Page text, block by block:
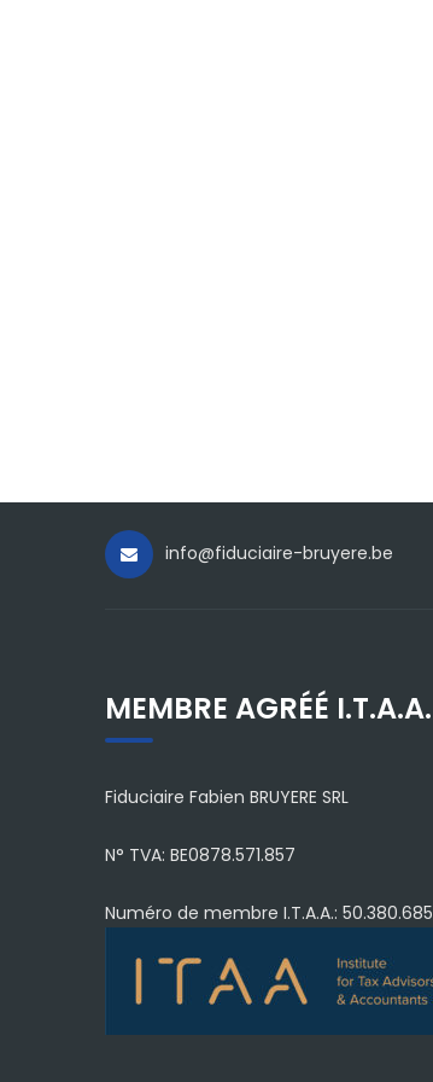
info@fiduciaire-bruyere.be
MEMBRE AGRÉÉ I.T.A.A.
Fiduciaire Fabien BRUYERE SRL
N° TVA: BE0878.571.857
Numéro de membre I.T.A.A.: 50.380.685